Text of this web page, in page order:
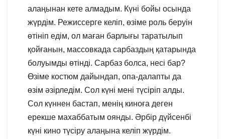
алаңынан кете алмадым. Күні бойы осында
жүрдім. Режиссерге келіп, өзіме роль беруін
өтініп едім, ол маған барлығы таратылып
қойғанын, массовкада сарбаздың қатарында
болуымды өтінді. Сарбаз болса, несі бар?
Өзіме костюм дайындап, опа-далапты да
өзім әзірледім. Сол күні мені түсіріп алды.
Сол күннен бастап, менің киноға деген
ерекше махаббатым оянды. Әрбір дүйсенбі
күні кино түсіру алаңына келіп жүрдім.